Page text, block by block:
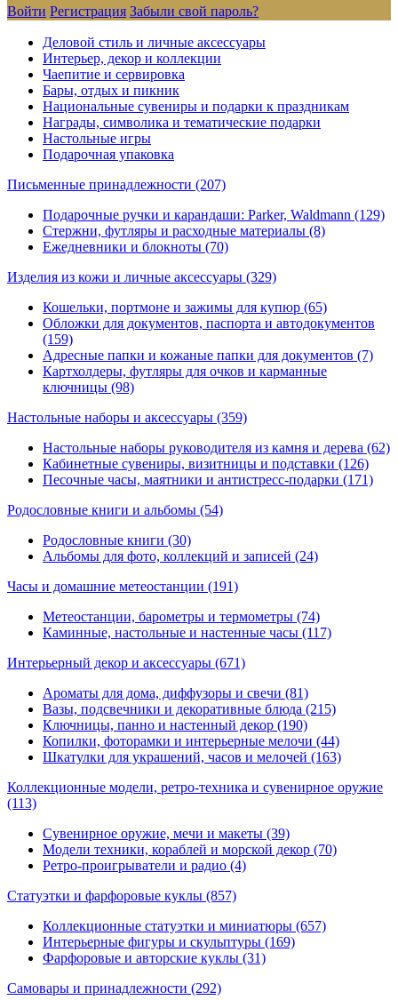
Войти Регистрация Забыли свой пароль?
Деловой стиль и личные аксессуары
Интерьер, декор и коллекции
Чаепитие и сервировка
Бары, отдых и пикник
Национальные сувениры и подарки к праздникам
Награды, символика и тематические подарки
Настольные игры
Подарочная упаковка
Письменные принадлежности (207)
Подарочные ручки и карандаши: Parker, Waldmann (129)
Стержни, футляры и расходные материалы (8)
Ежедневники и блокноты (70)
Изделия из кожи и личные аксессуары (329)
Кошельки, портмоне и зажимы для купюр (65)
Обложки для документов, паспорта и автодокументов
(159)
Адресные папки и кожаные папки для документов (7)
Картхолдеры, футляры для очков и карманные
ключницы (98)
Настольные наборы и аксессуары (359)
Настольные наборы руководителя из камня и дерева (62)
Кабинетные сувениры, визитницы и подставки (126)
Песочные часы, маятники и антистресс-подарки (171)
Родословные книги и альбомы (54)
Родословные книги (30)
Альбомы для фото, коллекций и записей (24)
Часы и домашние метеостанции (191)
Метеостанции, барометры и термометры (74)
Каминные, настольные и настенные часы (117)
Интерьерный декор и аксессуары (671)
Ароматы для дома, диффузоры и свечи (81)
Вазы, подсвечники и декоративные блюда (215)
Ключницы, панно и настенный декор (190)
Копилки, фоторамки и интерьерные мелочи (44)
Шкатулки для украшений, часов и мелочей (163)
Коллекционные модели, ретро-техника и сувенирное оружие
(113)
Сувенирное оружие, мечи и макеты (39)
Модели техники, кораблей и морской декор (70)
Ретро-проигрыватели и радио (4)
Статуэтки и фарфоровые куклы (857)
Коллекционные статуэтки и миниатюры (657)
Интерьерные фигуры и скульптуры (169)
Фарфоровые и авторские куклы (31)
Самовары и принадлежности (292)